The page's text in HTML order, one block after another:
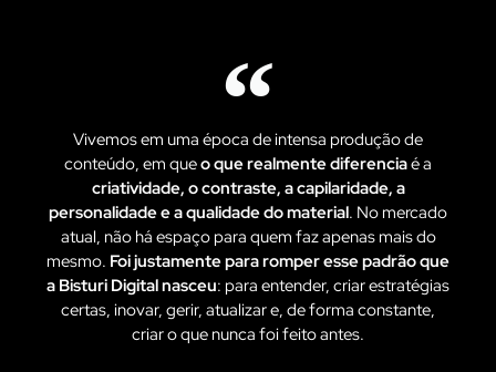
Vivemos em uma época de intensa produção de
conteúdo, em queo que realmente diferenciaé a
criatividade, o contraste, a capilaridade, a
personalidade e a qualidade do material. No mercado
atual, não há espaço para quem faz apenas mais do
mesmo. Foi justamente para romper esse padrão que
a Bisturi Digital nasceu: para entender, criar estratégias
certas, inovar, gerir, atualizar e, de forma constante,
criar o que nunca foi feito antes.